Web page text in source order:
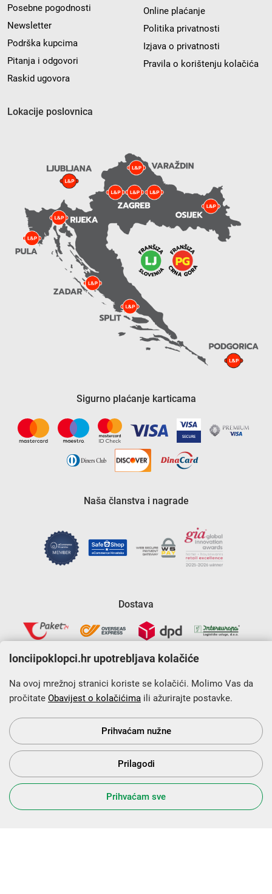
Posebne pogodnosti
Newsletter
Podrška kupcima
Pitanja i odgovori
Raskid ugovora
Online plaćanje
Politika privatnosti
Izjava o privatnosti
Pravila o korištenju kolačića
Lokacije poslovnica
Sigurno plaćanje karticama
Naša članstva i nagrade
Dostava
Krajnji primatelj financijskog instrumenta sufinanciranog iz
Europskog fonda za regionalni razvoj u sklopu Operativnog
programa „Konkurentnost i kohezija”.
s Vama od 2014. godine!
lonciipoklopci.hr upotrebljava kolačiće
Na ovoj mrežnoj stranici koriste se kolačići. Molimo Vas da
pročitate Obavijest o kolačićima ili ažurirajte postavke.
Prihvaćam nužne
Prilagodi
Prihvaćam sve